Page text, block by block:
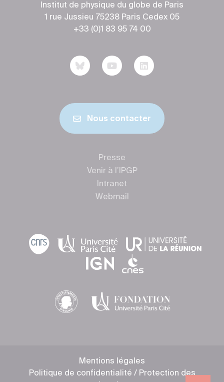
Institut de physique du globe de Paris
1 rue Jussieu 75238 Paris Cedex 05
+33 (0)1 83 95 74 00
Nous contacter
Presse
Venir à l’IPGP
Intranet
Webmail
Mentions légales
Politique de confidentialité / Protection des